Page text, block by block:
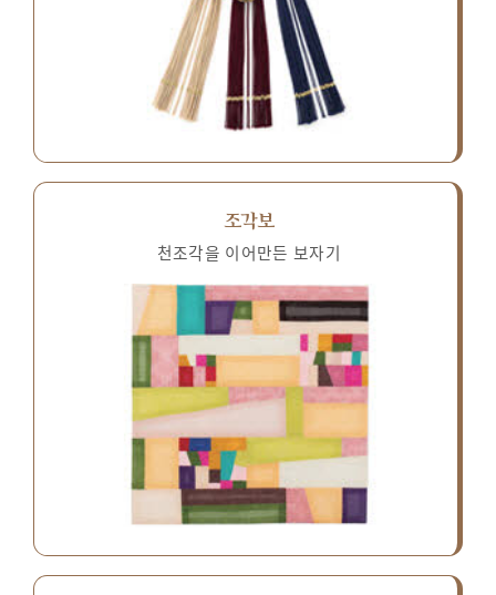
조각보
천조각을 이어만든 보자기